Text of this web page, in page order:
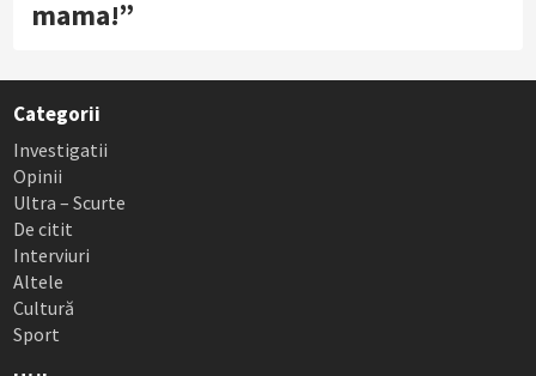
mama!”
Categorii
Investigatii
Opinii
Ultra – Scurte
De citit
Interviuri
Altele
Cultură
Sport